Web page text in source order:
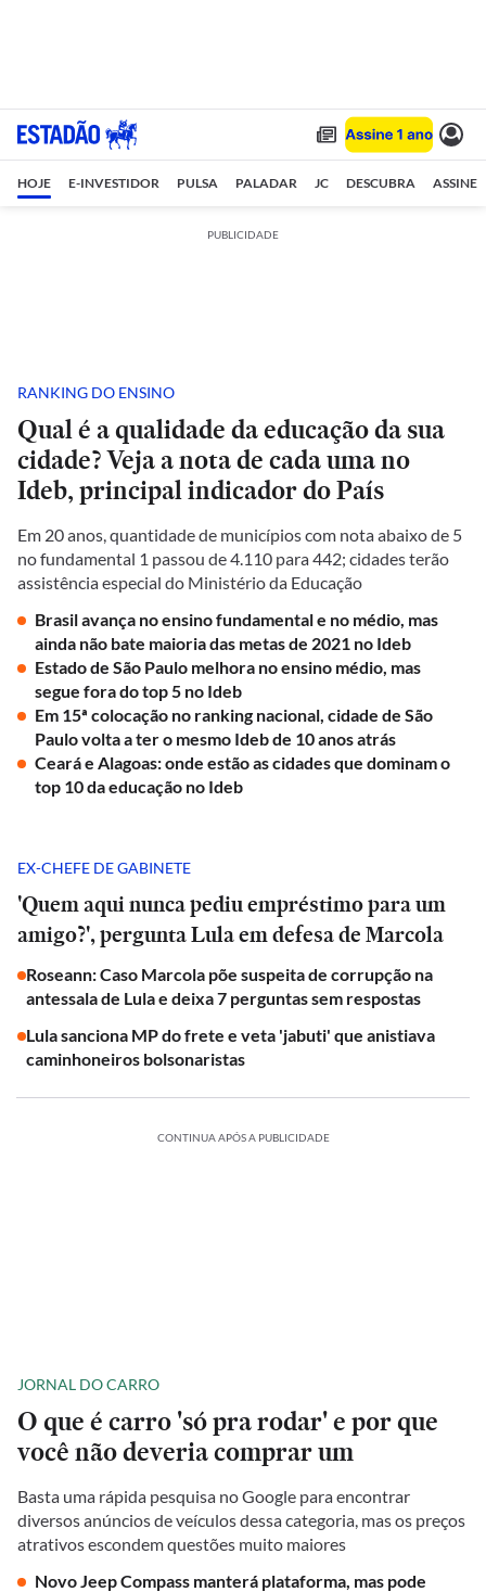
HOJE E-INVESTIDOR PULSA PALADAR JC DESCUBRA ASSINE
PUBLICIDADE
RANKING DO ENSINO
Qual é a qualidade da educação da sua
cidade? Veja a nota de cada uma no
Ideb, principal indicador do País
Em 20 anos, quantidade de municípios com nota abaixo de 5
no fundamental 1 passou de 4.110 para 442; cidades terão
assistência especial do Ministério da Educação
Brasil avança no ensino fundamental e no médio, mas
ainda não bate maioria das metas de 2021 no Ideb
Estado de São Paulo melhora no ensino médio, mas
segue fora do top 5 no Ideb
Em 15ª colocação no ranking nacional, cidade de São
Paulo volta a ter o mesmo Ideb de 10 anos atrás
Ceará e Alagoas: onde estão as cidades que dominam o
top 10 da educação no Ideb
EX-CHEFE DE GABINETE
'Quem aqui nunca pediu empréstimo para um
amigo?', pergunta Lula em defesa de Marcola
Roseann: Caso Marcola põe suspeita de corrupção na
antessala de Lula e deixa 7 perguntas sem respostas
Lula sanciona MP do frete e veta 'jabuti' que anistiava
caminhoneiros bolsonaristas
CONTINUA APÓS A PUBLICIDADE
JORNAL DO CARRO
O que é carro 'só pra rodar' e por que
você não deveria comprar um
Basta uma rápida pesquisa no Google para encontrar
diversos anúncios de veículos dessa categoria, mas os preços
atrativos escondem questões muito maiores
Novo Jeep Compass manterá plataforma, mas pode